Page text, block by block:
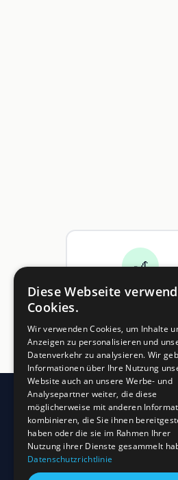
🎢
Freizeit
Dein regionales
Sehenswürdigkeiten,
deiner Region.
Diese Webseite
Cookies.
Wir verwenden Cookies, um Inhalte
Anzeigen zu personalisieren und
Datenverkehr zu analysieren. Wir
Informationen über Ihre Nutzung
Website auch an unsere Werbe- und
Analysepartner weiter, die diese
möglicherweise mit anderen
kombinieren, die Sie ihnen
haben oder die sie im Rahmen Ihrer
Nutzung ihrer Dienste gesammelt
Datenschutzrichtlinie